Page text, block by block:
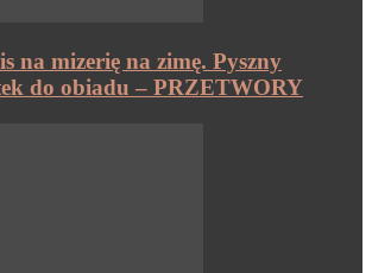
na mizerię na zimę. Pyszny
do obiadu – PRZETWORY